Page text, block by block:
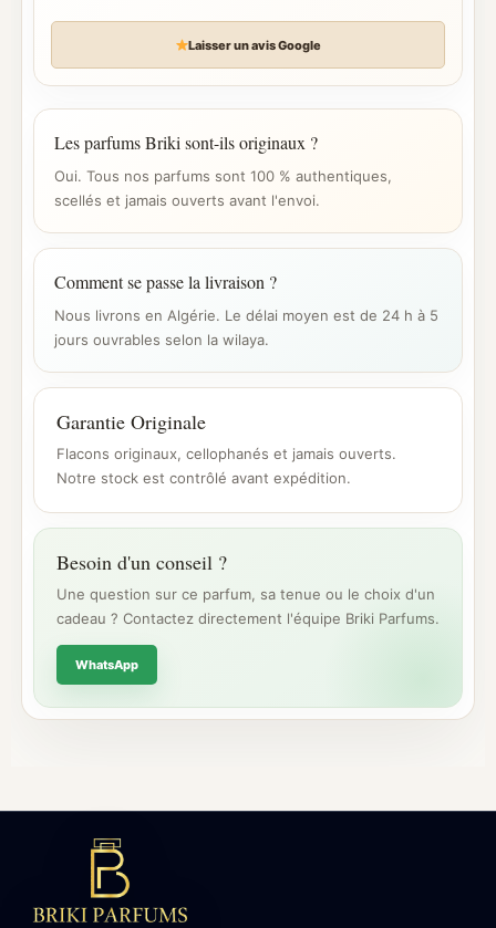
Laisser un avis Google
Les parfums Briki sont-ils originaux ?
Oui. Tous nos parfums sont 100 % authentiques,
scellés et jamais ouverts avant l'envoi.
Comment se passe la livraison ?
Nous livrons en Algérie. Le délai moyen est de 24 h à 5
jours ouvrables selon la wilaya.
Garantie Originale
Flacons originaux, cellophanés et jamais ouverts.
Notre stock est contrôlé avant expédition.
Besoin d'un conseil ?
Une question sur ce parfum, sa tenue ou le choix d'un
cadeau ? Contactez directement l'équipe Briki Parfums.
WhatsApp